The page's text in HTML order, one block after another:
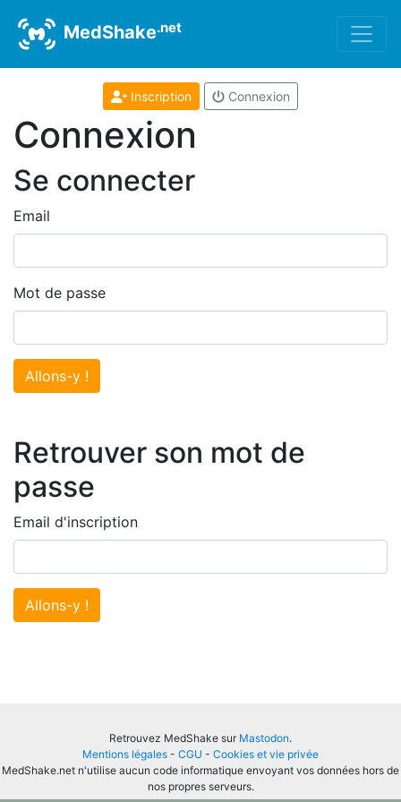
MedShake.net
Inscription Connexion
Connexion
Se connecter
Email
Mot de passe
Allons-y !
Retrouver son mot de
passe
Email d'inscription
Allons-y !
Retrouvez MedShake sur Mastodon.
Mentions légales - CGU - Cookies et vie privée
MedShake.net n'utilise aucun code informatique envoyant vos données hors de
nos propres serveurs.